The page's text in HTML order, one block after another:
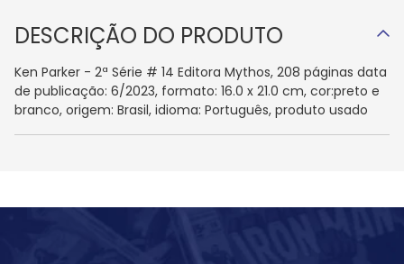
DESCRIÇÃO DO PRODUTO
Ken Parker - 2ª Série # 14 Editora Mythos, 208 páginas data
de publicação: 6/2023, formato: 16.0 x 21.0 cm, cor:preto e
branco, origem: Brasil, idioma: Português, produto usado